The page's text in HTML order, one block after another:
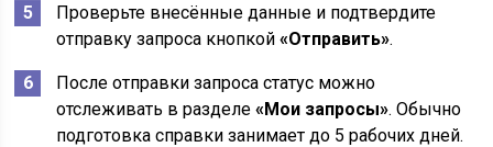
Проверьте внесённые данные и подтвердите
отправку запроса кнопкой«Отправить».
После отправки запроса статус можно
отслеживать в разделе«Мои запросы». Обычно
подготовка справки занимает до 5 рабочих дней.